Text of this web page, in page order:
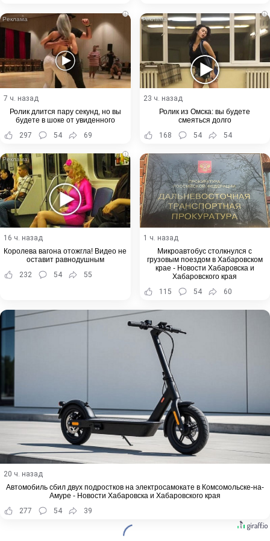
i
7 ч. назад
Ролик длится пару секунд, но вы
будете в шоке от увиденного
297
54 69
i
23 ч. назад
Ролик из Омска: вы будете
смеяться долго
168
54 54
i
16 ч. назад
Королева вагона отожгла! Видео не
оставит равнодушным
232
54 55
1 ч. назад
Микроавтобус столкнулся с
грузовым поездом в Хабаровском
крае - Новости Хабаровска и
Хабаровского края
115
54 60
20 ч. назад
Автомобиль сбил двух подростков на электросамокате в Комсомольске-на-
Амуре - Новости Хабаровска и Хабаровского края
277
54 39